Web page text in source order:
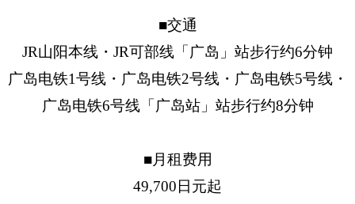
■交通
JR山阳本线・JR可部线「广岛」站步行约6分钟
广岛电铁1号线・广岛电铁2号线・广岛电铁5号线・
广岛电铁6号线「广岛站」站步行约8分钟
■月租费用
49,700日元起